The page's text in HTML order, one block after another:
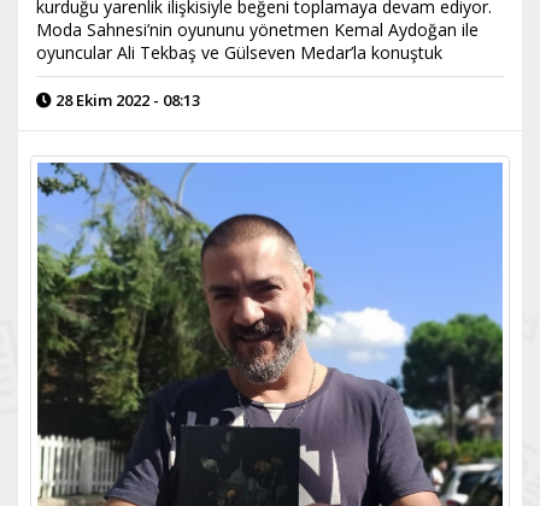
kurduğu yarenlik ilişkisiyle beğeni toplamaya devam ediyor.
Moda Sahnesi’nin oyununu yönetmen Kemal Aydoğan ile
oyuncular Ali Tekbaş ve Gülseven Medar’la konuştuk
28 Ekim 2022 - 08:13